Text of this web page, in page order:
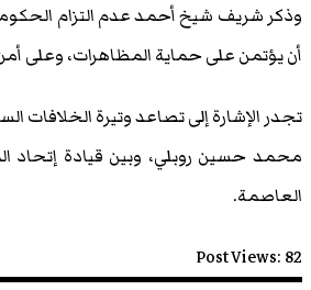
وذكر شريف شيخ أحمد عدم التزام الحكومة
أن يؤتمن على حماية المظاهرات، وعلى أمن
تجدر الإشارة إلى تصاعد وتيرة الخلافات
محمد حسين روبلي، وبين قيادة إتحاد
العاصمة.
Post Views: 82